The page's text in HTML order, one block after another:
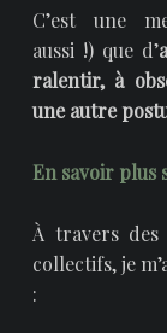
C’est une
aussi !) que d’
ralentir, à
une autre
En savoir plus
À travers des
collectifs, je
: